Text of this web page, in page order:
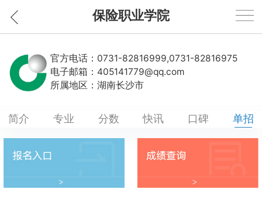
保险职业学院
官方电话： 0731-82816999,0731-82816975
电子邮箱： 405141779@qq.com
所属地区： 湖南长沙市
简介 专业 分数 快讯 口碑 单招